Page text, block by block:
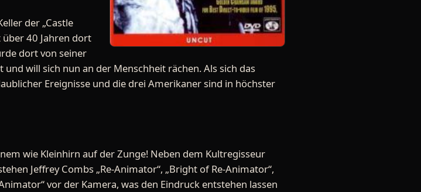
der „Castle
40 Jahren dort
dort von seiner
will sich nun an der Menschheit rächen. Als sich das
Ereignisse und die drei Amerikaner sind in höchster
wie Kleinhirn auf der Zunge! Neben dem Kultregisseur
Jeffrey Combs „Re-Animator“, „Bright of Re-Animator“,
vor der Kamera, was den Eindruck entstehen lassen